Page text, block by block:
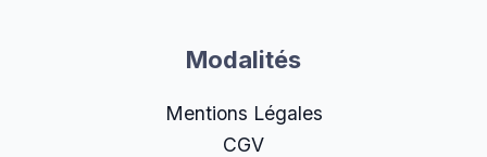
Modalités
Mentions Légales
CGV